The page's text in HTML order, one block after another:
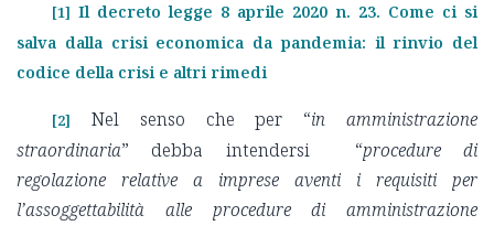
[1] Il decreto legge 8 aprile 2020 n. 23. Come ci si
salva dalla crisi economica da pandemia: il rinvio del
codice della crisi e altri rimedi
[2] Nel senso che per “in amministrazione
straordinaria” debba intendersi “procedure di
regolazione relative a imprese aventi i requisiti per
l’assoggettabilità alle procedure di amministrazione